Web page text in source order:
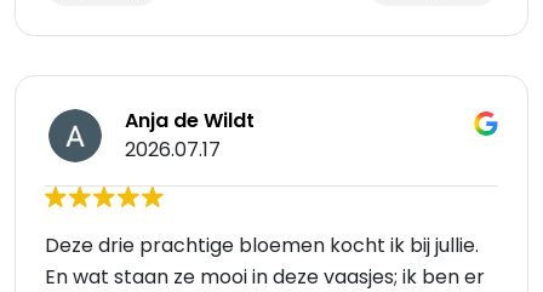
Anja de Wildt
2026.07.17
Deze drie prachtige bloemen kocht ik bij jullie.
En wat staan ze mooi in deze vaasjes; ik ben er